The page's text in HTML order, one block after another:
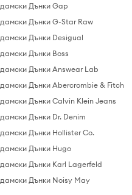
дамски Дънки Gap
дамски Дънки G-Star Raw
дамски Дънки Desigual
дамски Дънки Boss
дамски Дънки Answear Lab
дамски Дънки Abercrombie & Fitch
дамски Дънки Calvin Klein Jeans
дамски Дънки Dr. Denim
дамски Дънки Hollister Co.
дамски Дънки Hugo
дамски Дънки Karl Lagerfeld
дамски Дънки Noisy May